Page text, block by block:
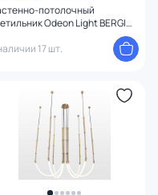
потолочный
Odeon Light BERGI
24W 3000К/4000K/6000K
24L золото
17 шт.